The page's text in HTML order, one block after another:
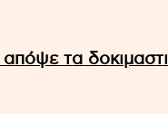
τα